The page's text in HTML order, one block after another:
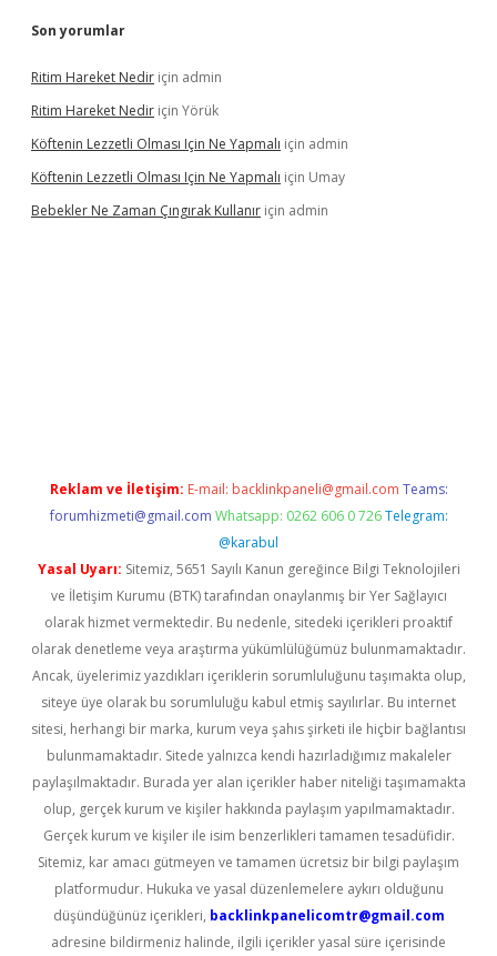
Son yorumlar
Ritim Hareket Nedir için admin
Ritim Hareket Nedir için Yörük
Köftenin Lezzetli Olması Için Ne Yapmalı için admin
Köftenin Lezzetli Olması Için Ne Yapmalı için Umay
Bebekler Ne Zaman Çıngırak Kullanır için admin
Reklam ve İletişim: E-mail: backlinkpaneli@gmail.com Teams:
forumhizmeti@gmail.com Whatsapp: 0262 606 0 726 Telegram:
@karabul
Yasal Uyarı: Sitemiz, 5651 Sayılı Kanun gereğince Bilgi Teknolojileri
ve İletişim Kurumu (BTK) tarafından onaylanmış bir Yer Sağlayıcı
olarak hizmet vermektedir. Bu nedenle, sitedeki içerikleri proaktif
olarak denetleme veya araştırma yükümlülüğümüz bulunmamaktadır.
Ancak, üyelerimiz yazdıkları içeriklerin sorumluluğunu taşımakta olup,
siteye üye olarak bu sorumluluğu kabul etmiş sayılırlar. Bu internet
sitesi, herhangi bir marka, kurum veya şahıs şirketi ile hiçbir bağlantısı
bulunmamaktadır. Sitede yalnızca kendi hazırladığımız makaleler
paylaşılmaktadır. Burada yer alan içerikler haber niteliği taşımamakta
olup, gerçek kurum ve kişiler hakkında paylaşım yapılmamaktadır.
Gerçek kurum ve kişiler ile isim benzerlikleri tamamen tesadüfidir.
Sitemiz, kar amacı gütmeyen ve tamamen ücretsiz bir bilgi paylaşım
platformudur. Hukuka ve yasal düzenlemelere aykırı olduğunu
düşündüğünüz içerikleri, backlinkpanelicomtr@gmail.com
adresine bildirmeniz halinde, ilgili içerikler yasal süre içerisinde